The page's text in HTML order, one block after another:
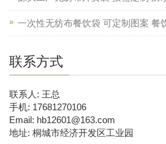
一次性无纺布餐饮袋 可定制图案 餐
联系方式
联系人: 王总
手机: 17681270106
Email: hb12601@163.com
地址: 桐城市经济开发区工业园